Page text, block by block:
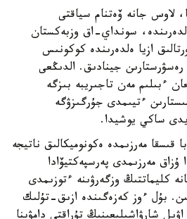
لاوس جانە ۆەتنام سياقتى
سونداي-اق وزبەكستان
ازيا ەلدەرىندە كوكونىس
رەسۋرستارىن جينادىق. الدىڭعى
ءبىلىم مەن تاجىريبە بىزگە
ءتيىمدى جۇرگىزۋگە
ساكي يوشيدا.
قىسقا مەرزىمدە ەكونوميكالىق ناتيجە
ۇزاق مەرزىمدى پەرسپەكتيۆادا
كليماتتىڭ وزگەرۋىنە ءتوزىمدى
بۇل ءوز كەزەگىندە ازىق-تۇلىك